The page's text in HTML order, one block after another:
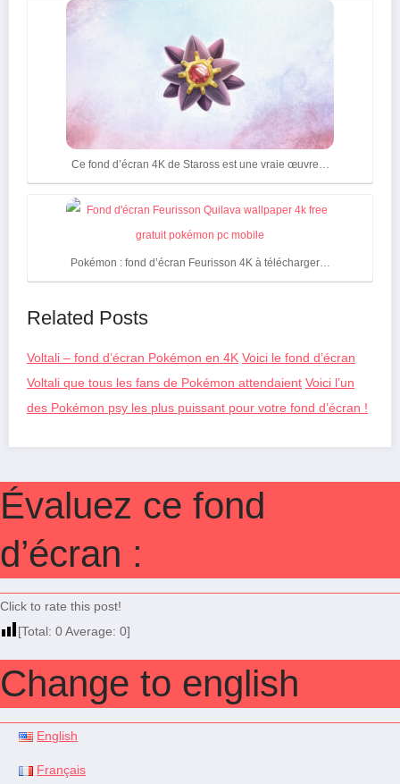
Ce fond d’écran 4K de Staross est une vraie œuvre…
Pokémon : fond d’écran Feurisson 4K à télécharger…
Related Posts
Voltali – fond d’écran Pokémon en 4K Voici le fond d’écran
Voltali que tous les fans de Pokémon attendaient Voici l’un
des Pokémon psy les plus puissant pour votre fond d’écran !
Évaluez ce fond
d’écran :
Click to rate this post!
[Total: 0Average: 0]
Change to english
English
Français